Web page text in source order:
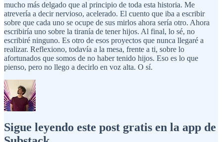
mucho más delgado que al principio de toda esta historia. Me
atrevería a decir nervioso, acelerado. El cuento que iba a escribir
sobre que cada uno se ocupe de sus mirlos ahora sería otro. Ahora
escribiría uno sobre la tiranía de tener hijos. Al final, lo sé, no
escribiré ninguno. Es otro de esos proyectos que nunca llegaré a
realizar. Reflexiono, todavía a la mesa, frente a ti, sobre lo
afortunados que somos de no haber tenido hijos. Eso es lo que
pienso, pero no llego a decirlo en voz alta. O sí.
Sigue leyendo este post gratis en la app de